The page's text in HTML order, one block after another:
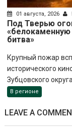
01 августа, 2026
Под Тверью
битва»
Крупный пожар
исторического
Зубцовского
В регионе
LEAVE A